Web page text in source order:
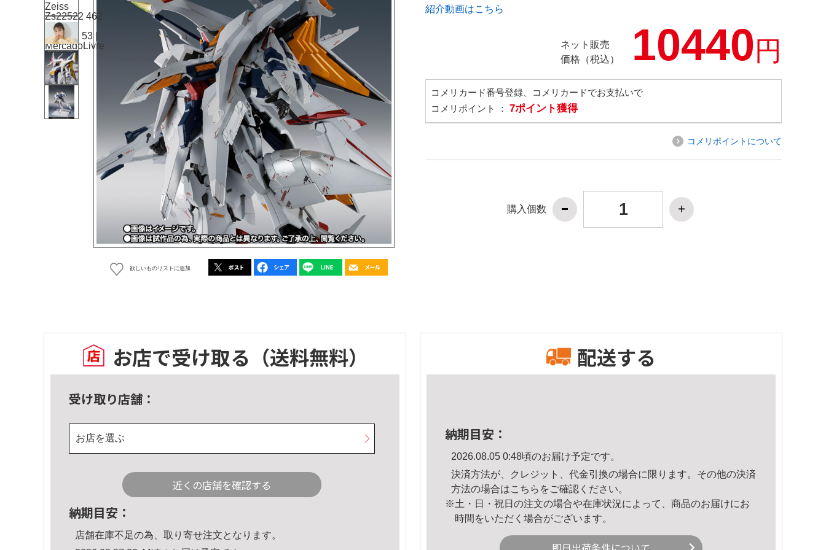
欲しいものリストに追加
紹介動画はこちら
ネット販売
価格（税込）
10440円
コメリカード番号登録、コメリカードでお支払いで
コメリポイント ： 7ポイント獲得
コメリポイントについて
購入個数
お店で受け取る （送料無料）
受け取り店舗：
お店を選ぶ
近くの店舗を確認する
納期目安：
店舗在庫不足の為、取り寄せ注文となります。
配送する
納期目安：
2026.08.05 0:48頃のお届け予定です。
決済方法が、クレジット、代金引換の場合に限ります。その他の決済
方法の場合はこちら をご確認ください。
※土・日・祝日の注文の場合や在庫状況によって、商品のお届けにお
時間をいただく場合がございます。